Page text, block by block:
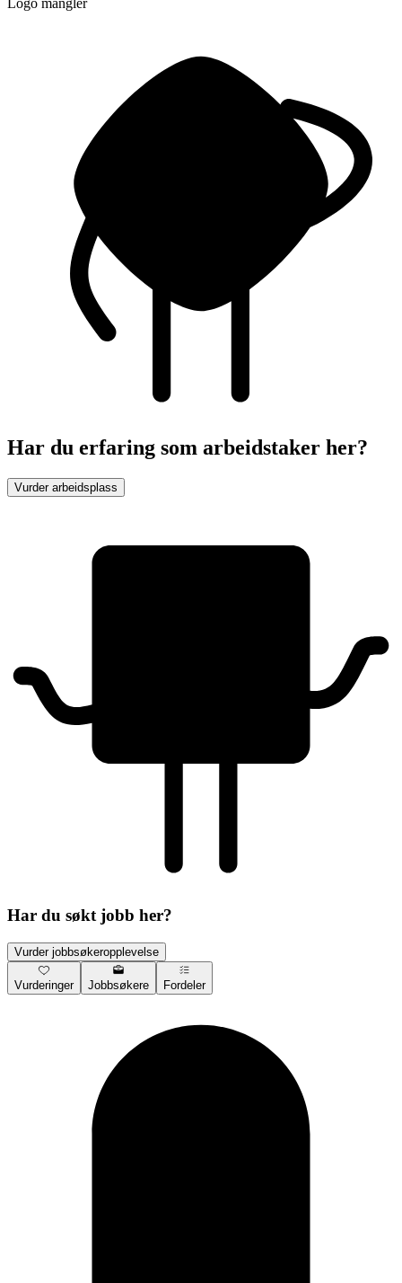
Logo mangler
Har du erfaring som arbeidstaker her?
Vurder arbeidsplass
Har du søkt jobb her?
Vurder jobbsøkeropplevelse
Vurderinger Jobbsøkere Fordeler